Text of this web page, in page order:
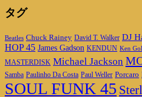
タグ
Beatles Chuck Rainey David T. Walker DJ
HOP 45 James Gadson KENDUN Ken
MASTERDISK Michael Jackson
Samba Paulinho Da Costa Paul Weller Porcaro
SOUL FUNK 45